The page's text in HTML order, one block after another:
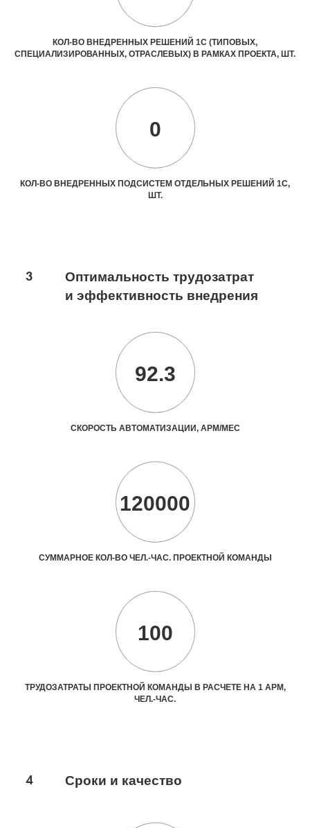
КОЛ-ВО ВНЕДРЕННЫХ РЕШЕНИЙ 1С (ТИПОВЫХ,
СПЕЦИАЛИЗИРОВАННЫХ, ОТРАСЛЕВЫХ) В РАМКАХ ПРОЕКТА, ШТ.
0
КОЛ-ВО ВНЕДРЕННЫХ ПОДСИСТЕМ ОТДЕЛЬНЫХ РЕШЕНИЙ 1С,
ШТ.
3
Оптимальность трудозатрат
и эффективность внедрения
92.3
СКОРОСТЬ АВТОМАТИЗАЦИИ, АРМ/МЕС
120000
СУММАРНОЕ КОЛ-ВО ЧЕЛ.-ЧАС. ПРОЕКТНОЙ КОМАНДЫ
100
ТРУДОЗАТРАТЫ ПРОЕКТНОЙ КОМАНДЫ В РАСЧЕТЕ НА 1 АРМ,
ЧЕЛ.-ЧАС.
4 Сроки и качество